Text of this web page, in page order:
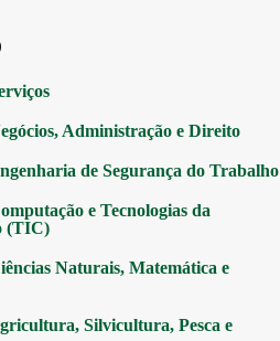
Administração e Direito
de Segurança do Trabalho
e Tecnologias da
(TIC)
Naturais, Matemática e
Silvicultura, Pesca e